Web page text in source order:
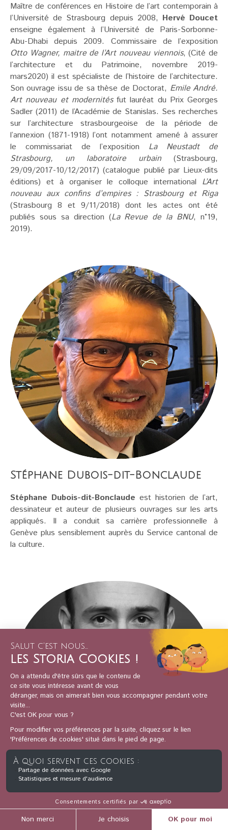
Maître de conférences en Histoire de l’art contemporain à
l’Université de Strasbourg depuis 2008, Hervé Doucet
enseigne également à l’Université de Paris-Sorbonne-
Abu-Dhabi depuis 2009. Commissaire de l’exposition
Otto Wagner, maitre de l’Art nouveau viennois, (Cité de
l’architecture et du Patrimoine, novembre 2019-
mars2020) il est spécialiste de l’histoire de l’architecture.
Son ouvrage issu de sa thèse de Doctorat, Emile André.
Art nouveau et modernitésfut lauréat du Prix Georges
Sadler (2011) de l’Académie de Stanislas. Ses recherches
sur l’architecture strasbourgeoise de la période de
l’annexion (1871-1918) l’ont notamment amené à assurer
le commissariat de l’exposition La Neustadt de
Strasbourg, un laboratoire urbain(Strasbourg,
29/09/2017-10/12/2017) (catalogue publié par Lieux-dits
éditions) et à organiser le colloque international L’Art
nouveau aux confins d’empires : Strasbourg et Riga
(Strasbourg 8 et 9/11/2018) dont les actes ont été
publiés sous sa direction (La Revue de la BNU, n°19,
2019).
Stéphane Dubois-dit-Bonclaude
Stéphane Dubois-dit-Bonclaude est historien de l’art,
dessinateur et auteur de plusieurs ouvrages sur les arts
appliqués. Il a conduit sa carrière professionnelle à
Genève plus sensiblement auprès du Service cantonal de
la culture.
Bruno Dumézilest professeur en Histoire médiévale à
Sorbonne Université et professeur à l’École